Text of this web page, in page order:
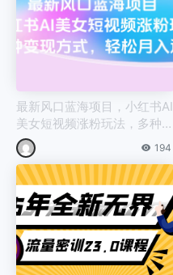
最新风口蓝海项目，小红书AI
美女短视频涨粉玩法，多种变
现方式轻松月入过万
194